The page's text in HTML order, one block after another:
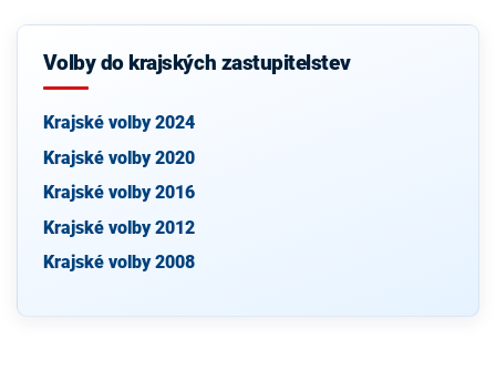
Volby do krajských zastupitelstev
Krajské volby 2024
Krajské volby 2020
Krajské volby 2016
Krajské volby 2012
Krajské volby 2008